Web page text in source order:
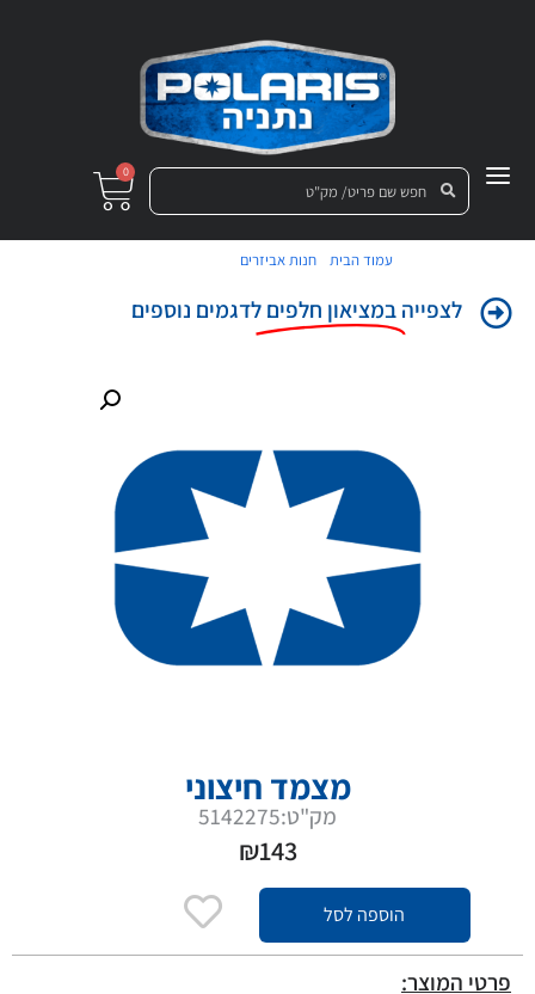
0
עמוד הבית חנות אביזרים
לצפייהבמציאון חלפים לדגמים נוספים
מצמד חיצוני
מק"ט:5142275
₪143
הוספה לסל
פרטי המוצר: